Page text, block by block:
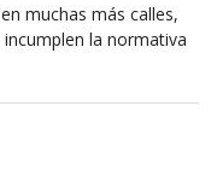
muchas más calles,
la normativa